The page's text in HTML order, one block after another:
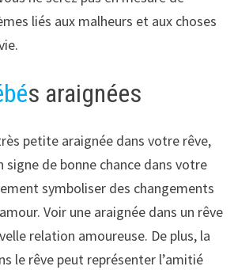
liés aux malheurs et aux choses
s araignées
petite araignée dans votre rêve,
signe de bonne chance dans votre
symboliser des changements
Voir une araignée dans un rêve
relation amoureuse. De plus, la
le rêve peut représenter l’amitié